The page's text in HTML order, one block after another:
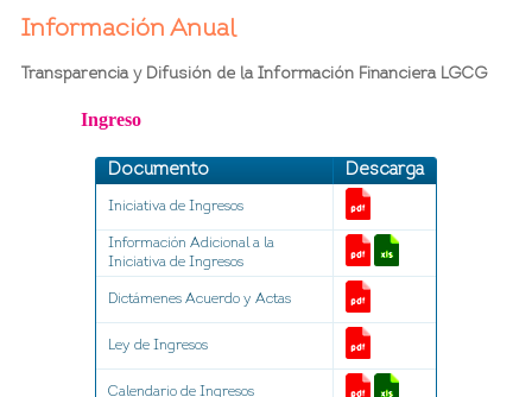
Información Anual
Transparencia y Difusión de la Información Financiera LGCG
Ingreso
Documento Descarga
Iniciativa de Ingresos
Información Adicional a la
Iniciativa de Ingresos
Dictámenes Acuerdo y Actas
Ley de Ingresos
Calendario de Ingresos